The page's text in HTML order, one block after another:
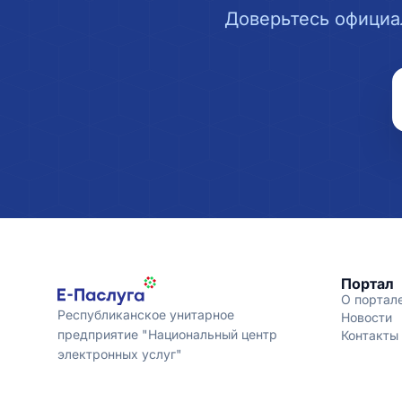
Доверьтесь
Республиканское унитарное
предприятие "Национальный центр
электронных услуг"
Портал
О
Новости
Контакты